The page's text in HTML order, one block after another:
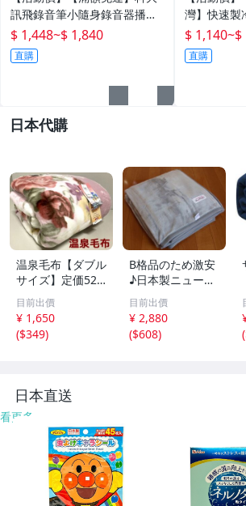
訊飛錄音筆小隨身錄音器播放
器設備神器專業高清降噪轉文
字超
$ 1,448~$ 1,840
直購
灣】快速製
溫杯 辦公室
水杯 車載水
杯 半
$ 1,140~$
直購
日本代購
温泉毛布【ダブル
サイズ】定価52,8
00円/日本製【特
許取得・シルキー
ムートン調】遠赤
外線効果+マイナ
目前出價
¥ 1,650
($349)
B格品のため激安
♪日本製ニューマ
イヤー毛布♪ダブ
ルサイズ約180×2
00㎝♪
目前出價
¥ 2,880
($608)
(
日本直送
看更多